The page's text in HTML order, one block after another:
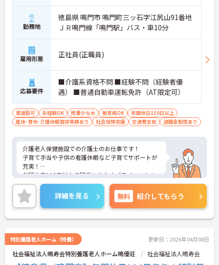
勤務地
徳島県 鳴門市 鳴門町三ッ石字江尻山91番地
ＪＲ鳴門線「鳴門駅」バス・車10分
雇用形態 正社員(正職員)
応募要件
■介護系資格不問 ■経験不問（経験者優
遇） ■普通自動車運転免許（AT限定可）
車通勤可 未経験OK 残業少なめ 無資格OK
年間休日110日以上
産休･育休･介護休暇取得実績あり
社会保険完備 交通費支給 退職金制度あり
介護老人保健施設での介護士のお仕事です！
子育て手当や子供の看護休暇など子育てサポートが
充実！
年間休日110日以上で残業も少なくプライベートも
充実させられます！
ご興味ある方には、面接のポイントなど、さらに詳
細をお話致しますのでお気軽にご相談ください。
詳細を見る 無料 紹介してもらう
特別養護老人ホーム（特養） 更新日：2026年04月08日
社会福祉法人鳴寿会特別養護老人ホーム鳴優荘 社会福祉法人鳴寿会